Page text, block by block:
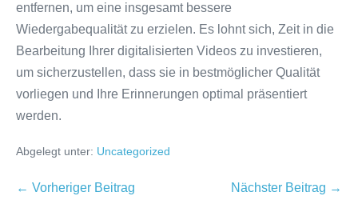
entfernen, um eine insgesamt bessere
Wiedergabequalität zu erzielen. Es lohnt sich, Zeit in die
Bearbeitung Ihrer digitalisierten Videos zu investieren,
um sicherzustellen, dass sie in bestmöglicher Qualität
vorliegen und Ihre Erinnerungen optimal präsentiert
werden.
Abgelegt unter: Uncategorized
Beitragsnavigation
← Vorheriger Beitrag Nächster Beitrag →